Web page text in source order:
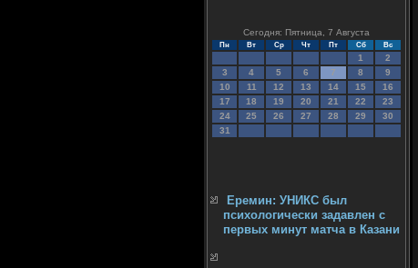
Сегодня: Пятница, 7 Августа
Пн Вт Ср Чт Пт Сб Вс
1
2
3
4 5 6 7 8
9
10
11 12 13 14 15
16
17
18 19 20 21 22
23
24
25 26 27 28 29
30
31
Еремин: УНИКС был
психологически задавлен с
первых минут матча в Казани